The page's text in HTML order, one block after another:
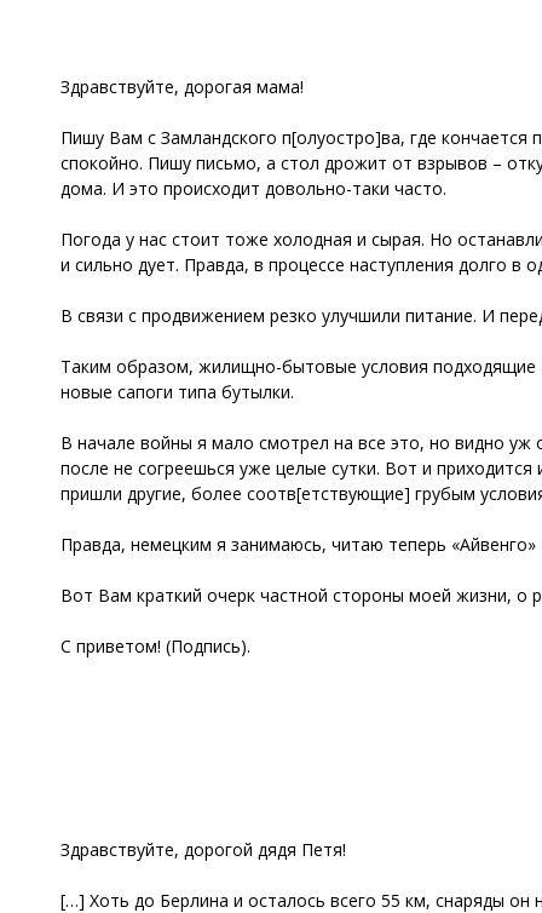
Здравствуйте, дорогая мама!
Пишу Вам с Замландского п[олуостро]ва, где кончается
спокойно. Пишу письмо, а стол дрожит от взрывов –
дома. И это происходит довольно-таки часто.
Погода у нас стоит тоже холодная и сырая. Но
и сильно дует. Правда, в процессе наступления долго
В связи с продвижением резко улучшили питание. И
Таким образом, жилищно-бытовые условия подходящие
новые сапоги типа бутылки.
В начале войны я мало смотрел на все это, но видно уж
после не согреешься уже целые сутки. Вот и
пришли другие, более соотв[етствующие] грубым
Правда, немецким я занимаюсь, читаю теперь
Вот Вам краткий очерк частной стороны моей жизни, о
С приветом! (Подпись).
Здравствуйте, дорогой дядя Петя!
[…] Хоть до Берлина и осталось всего 55 км, снаряды